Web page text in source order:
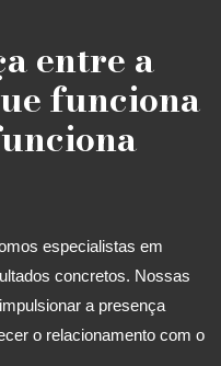
entre a
funciona
especialistas em
concretos. Nossas
a presença
o relacionamento com o